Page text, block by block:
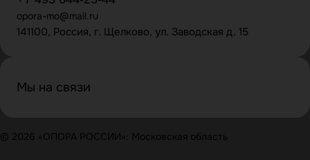
opora-mo@mail.ru
141100, Россия, г. Щелково, ул. Заводская д. 15
Мы на связи
© 2026 «ОПОРА РОССИИ»: Московская область